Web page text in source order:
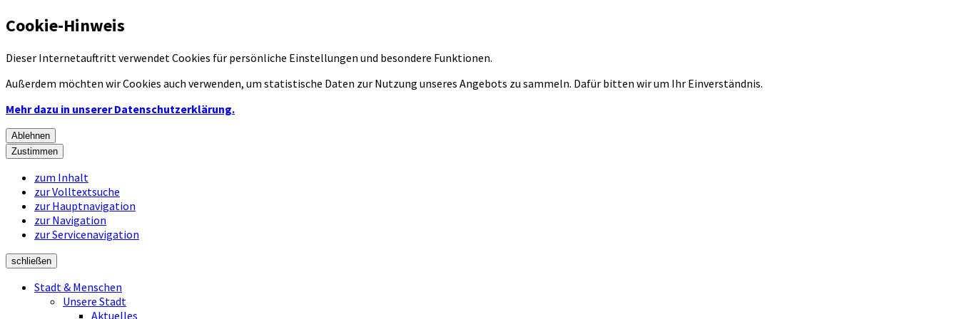
Cookie-Hinweis
Dieser Internetauftritt verwendet Cookies für persönliche Einstellungen und besondere Funktionen.
Außerdem möchten wir Cookies auch verwenden, um statistische Daten zur Nutzung unseres Angebots zu sammeln. Dafür bitten wir um Ihr Einverständnis.
Mehr dazu in unserer Datenschutzerklärung.
Ablehnen
Zustimmen
zum Inhalt
zur Volltextsuche
zur Hauptnavigation
zur Navigation
zur Servicenavigation
schließen
Stadt & Menschen
Unsere Stadt
Aktuelles